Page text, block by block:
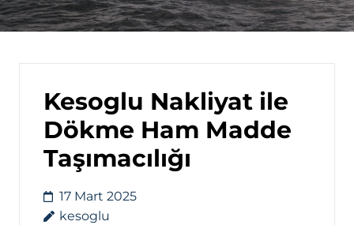
Kesoglu Nakliyat ile
Dökme Ham Madde
Taşımacılığı
17 Mart 2025
kesoglu